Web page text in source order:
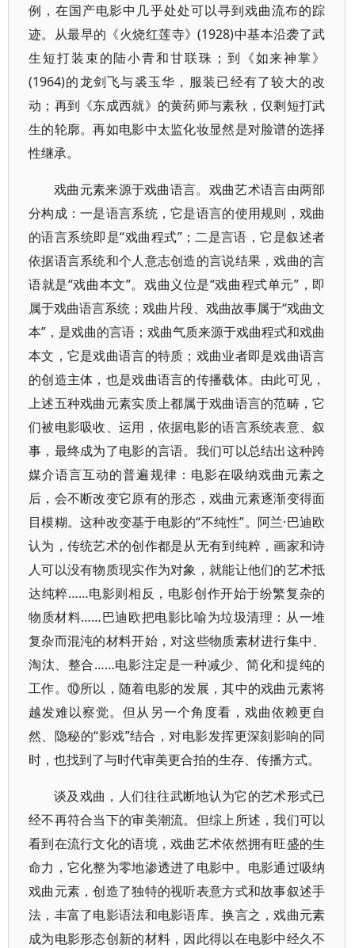
例，在国产电影中几乎处处可以寻到戏曲流布的踪
迹。从最早的《火烧红莲寺》(1928)中基本沿袭了武
生短打装束的陆小青和甘联珠；到《如来神掌》
(1964)的龙剑飞与裘玉华，服装已经有了较大的改
动；再到《东成西就》的黄药师与素秋，仅剩短打武
生的轮廓。再如电影中太监化妆显然是对脸谱的选择
性继承。
戏曲元素来源于戏曲语言。戏曲艺术语言由两部
分构成：一是语言系统，它是语言的使用规则，戏曲
的语言系统即是“戏曲程式”；二是言语，它是叙述者
依据语言系统和个人意志创造的言说结果，戏曲的言
语就是“戏曲本文”。戏曲义位是“戏曲程式单元”，即
属于戏曲语言系统；戏曲片段、戏曲故事属于“戏曲文
本”，是戏曲的言语；戏曲气质来源于戏曲程式和戏曲
本文，它是戏曲语言的特质；戏曲业者即是戏曲语言
的创造主体，也是戏曲语言的传播载体。由此可见，
上述五种戏曲元素实质上都属于戏曲语言的范畴，它
们被电影吸收、运用，依据电影的语言系统表意、叙
事，最终成为了电影的言语。我们可以总结出这种跨
媒介语言互动的普遍规律：电影在吸纳戏曲元素之
后，会不断改变它原有的形态，戏曲元素逐渐变得面
目模糊。这种改变基于电影的“不纯性”。阿兰·巴迪欧
认为，传统艺术的创作都是从无有到纯粹，画家和诗
人可以没有物质现实作为对象，就能让他们的艺术抵
达纯粹……电影则相反，电影创作开始于纷繁复杂的
物质材料……巴迪欧把电影比喻为垃圾清理：从一堆
复杂而混沌的材料开始，对这些物质素材进行集中、
淘汰、整合……电影注定是一种减少、简化和提纯的
工作。⑩所以，随着电影的发展，其中的戏曲元素将
越发难以察觉。但从另一个角度看，戏曲依赖更自
然、隐秘的“影戏”结合，对电影发挥更深刻影响的同
时，也找到了与时代审美更合拍的生存、传播方式。
谈及戏曲，人们往往武断地认为它的艺术形式已
经不再符合当下的审美潮流。但综上所述，我们可以
看到在流行文化的语境，戏曲艺术依然拥有旺盛的生
命力，它化整为零地渗透进了电影中。电影通过吸纳
戏曲元素，创造了独特的视听表意方式和故事叙述手
法，丰富了电影语法和电影语库。换言之，戏曲元素
成为电影形态创新的材料，因此得以在电影中经久不